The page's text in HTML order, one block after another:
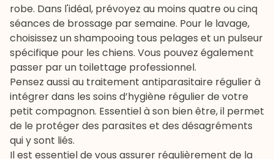
robe. Dans l'idéal, prévoyez au moins quatre ou cinq
séances de brossage par semaine. Pour le lavage,
choisissez unshampooing tous pelages et un pulseur
spécifique pour les chiens. Vous pouvez également
passer par un toilettage professionnel.
Pensez aussi au traitement antiparasitaire régulier à
intégrer dans les soins d’hygiène régulier de votre
petit compagnon. Essentiel à son bien être, il permet
de le protéger des parasites et des désagréments
qui y sont liés.
Il est essentiel de vous assurer régulièrement de la